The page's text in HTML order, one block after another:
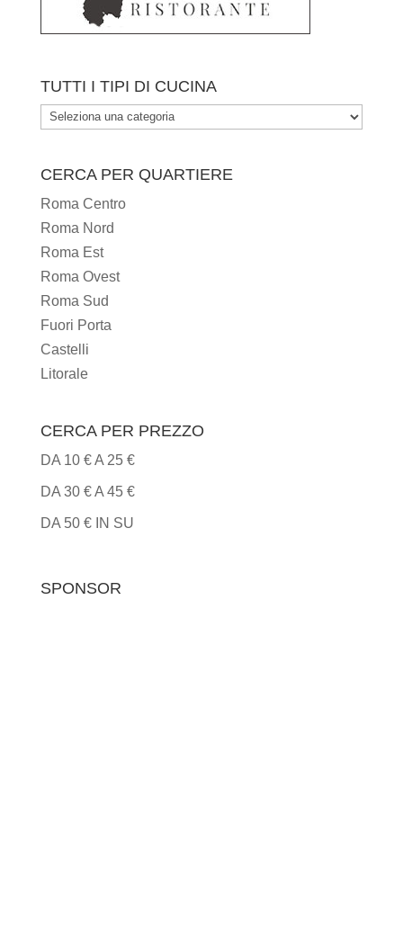
TUTTI I TIPI DI CUCINA
TUTTI
CUCINA
CERCA PER QUARTIERE
Roma Centro
Roma Nord
Roma Est
Roma Ovest
Roma Sud
Fuori Porta
Castelli
Litorale
CERCA PER PREZZO
DA 10 € A 25 €
DA 30 € A 45 €
DA 50 € IN SU
SPONSOR